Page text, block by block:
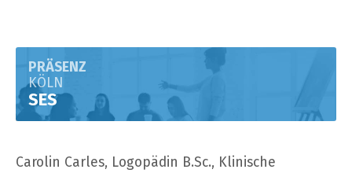
PRÄSENZ
KÖLN
SES
Carolin Carles, Logopädin B.Sc., Klinische